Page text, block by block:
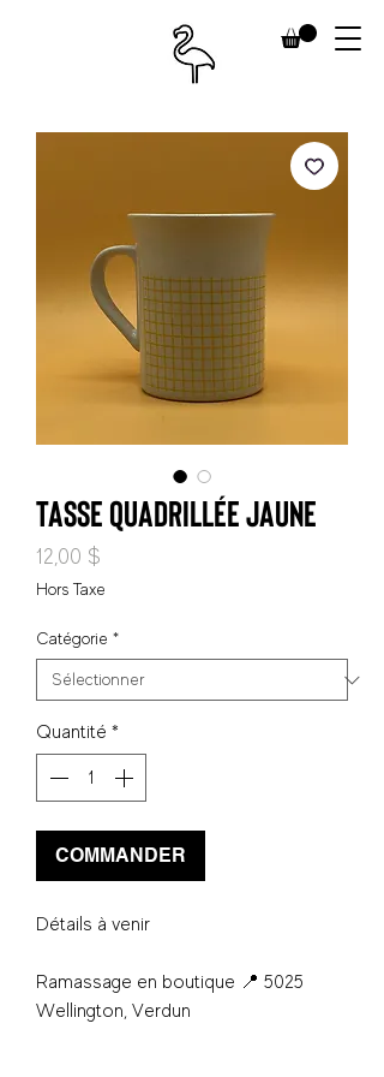
Tasse quadrillée jaune
12,00 $
Hors Taxe
Catégorie *
Quantité *
COMMANDER
Détails à venir
Ramassage en boutique 📍 5025
Wellington, Verdun